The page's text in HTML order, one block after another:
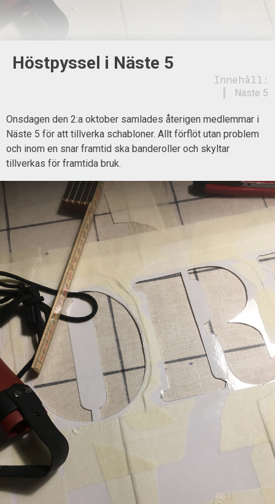
Höstpyssel i Näste 5
Innehåll:
Näste 5
Onsdagen den 2:a oktober samlades återigen medlemmar i
Näste 5 för att tillverka schabloner. Allt förflöt utan problem
och inom en snar framtid ska banderoller och skyltar
tillverkas för framtida bruk.